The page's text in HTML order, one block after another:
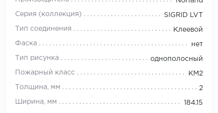
Серия (коллекция) SIGRID LVT
Тип соединения Клеевой
Фаска нет
Тип рисунка однополосный
Пожарный класс KM2
Толщина, мм 2
Ширина, мм 184.15